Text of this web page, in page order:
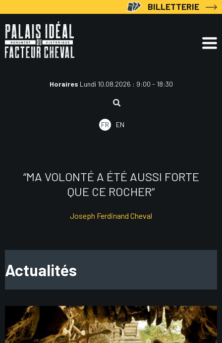
au
contenu
BILLETTERIE
Horaires Lundi 10.08.2026 : 9:00 - 18:30
Rechercher
FR
EN
“MA VOLONTÉ A ÉTÉ AUSSI FORTE
QUE CE ROCHER”
Joseph Ferdinand Cheval
Actualités